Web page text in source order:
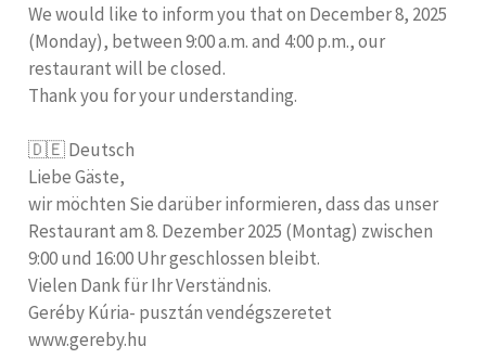
We would like to inform you that on December 8, 2025
(Monday), between 9:00 a.m. and 4:00 p.m., our
restaurant will be closed.
Thank you for your understanding.
🇩🇪 Deutsch
Liebe Gäste,
wir möchten Sie darüber informieren, dass das unser
Restaurant am 8. Dezember 2025 (Montag) zwischen
9:00 und 16:00 Uhr geschlossen bleibt.
Vielen Dank für Ihr Verständnis.
Geréby Kúria- pusztán vendégszeretet
www.gereby.hu